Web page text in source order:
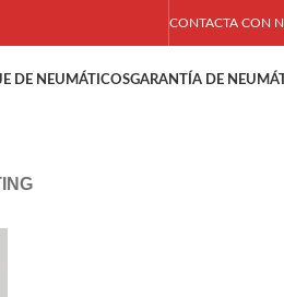
CONTACTA CON
DE NEUMÁTICOSGARANTÍA DE